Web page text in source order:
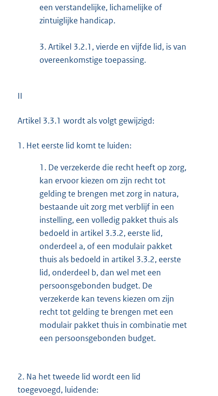
een verstandelijke, lichamelijke of
zintuiglijke handicap.
3.Artikel 3.2.1, vierde en vijfde lid, is van
overeenkomstige toepassing.
II
Artikel 3.3.1 wordt als volgt gewijzigd:
1. Het eerste lid komt te luiden:
1. De verzekerde die recht heeft op zorg,
kan ervoor kiezen om zijn recht tot
gelding te brengen met zorg in natura,
bestaande uit zorg met verblijf in een
instelling, een volledig pakket thuis als
bedoeld in artikel 3.3.2, eerste lid,
onderdeel a, of een modulair pakket
thuis als bedoeld in artikel 3.3.2, eerste
lid, onderdeel b, dan wel met een
persoonsgebonden budget. De
verzekerde kan tevens kiezen om zijn
recht tot gelding te brengen met een
modulair pakket thuis in combinatie met
een persoonsgebonden budget.
2. Na het tweede lid wordt een lid
toegevoegd, luidende: